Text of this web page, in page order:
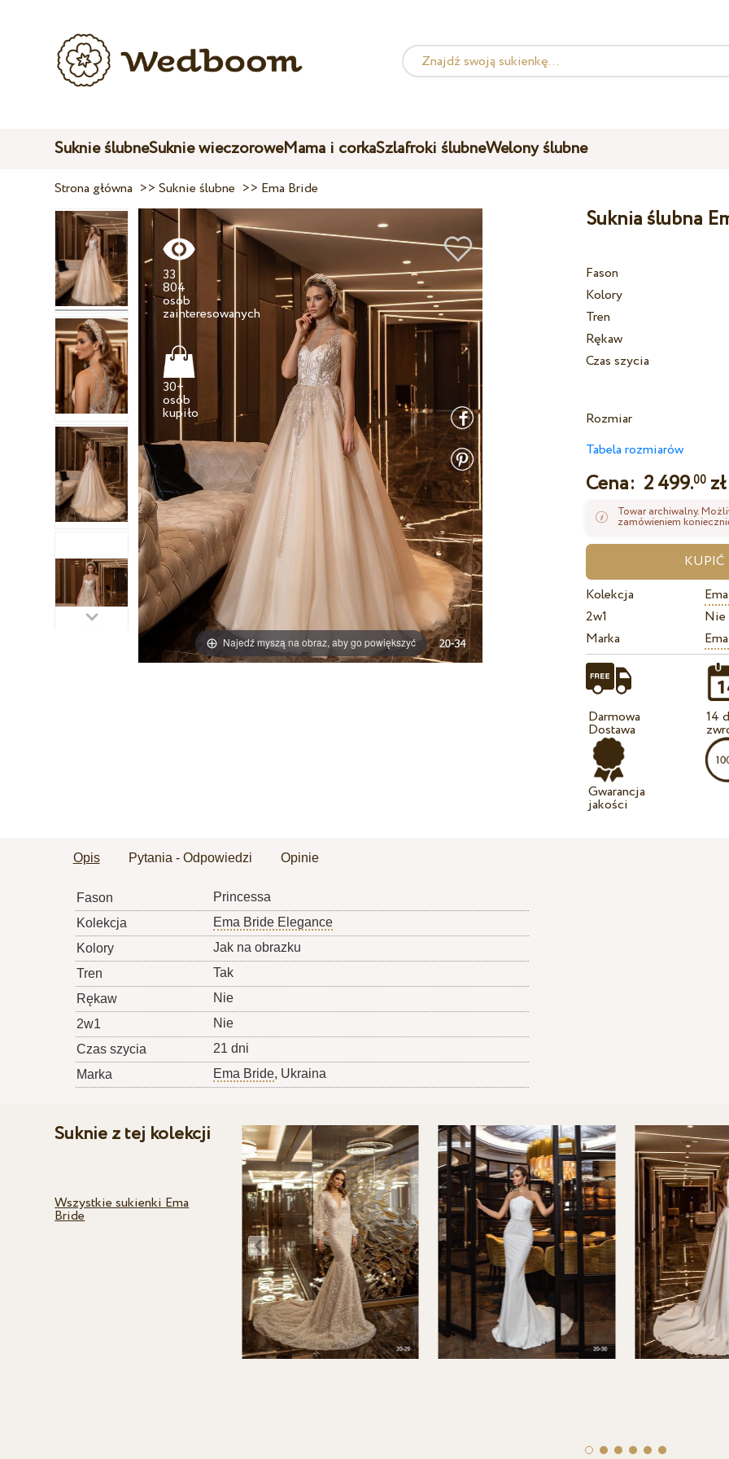
Suknie ślubneSuknie wieczoroweMama i corkaSzlafroki ślubneWelony ślubne
Strona główna >>Suknie ślubne >> Ema Bride
Najedź myszą na obraz, aby go powiększyć
33
804
osób
30+
osób
Suknia ślubna
Fason
Kolory
Tren
Rękaw
Czas szycia
Rozmiar
Tabela rozmiarów
Cena: 2 499.00 zł
Towar archiwalny.
zamówieniem
Kolekcja
2w1
Nie
Marka
Darmowa
Dostawa
Gwarancja
jakości
14
Opis Pytania - Odpowiedzi Opinie
Fason
Princessa
Kolekcja
Ema Bride Elegance
Kolory
Jak na obrazku
Tren
Tak
Rękaw
Nie
2w1
Nie
Czas szycia
21 dni
Marka
Ema Bride, Ukraina
Suknie z tej kolekcji
Wszystkie sukienki Ema
Bride